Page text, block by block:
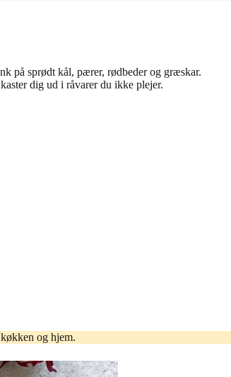
på sprødt kål, pærer, rødbeder og græskar.
dig ud i råvarer du ikke plejer.
og hjem.